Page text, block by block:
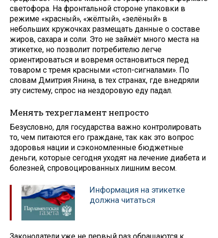
светофора. На фронтальной стороне упаковки в
режиме «красный», «жёлтый», «зелёный» в
небольших кружочках размещать данные о составе
жиров, сахара и соли. Это не займёт много места на
этикетке, но позволит потребителю легче
ориентироваться и вовремя остановиться перед
товаром с тремя красными «стоп-сигналами». По
словам Дмитрия Янина, в тех странах, где внедряли
эту систему, спрос на нездоровую еду падал.
Менять техрегламент непросто
Безусловно, для государства важно контролировать
то, чем питаются его граждане, так как это вопрос
здоровья нации и сэкономленные бюджетные
деньги, которые сегодня уходят на лечение диабета и
болезней, спровоцированных лишним весом.
Информация на этикетке
должна читаться